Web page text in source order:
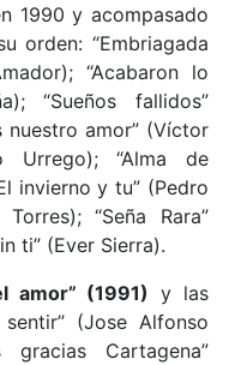
1990 y acompasado
orden: “Embriagada
“Acabaron lo
“Sueños fallidos”
nuestro amor” (Víctor
Urrego); “Alma de
invierno y tu” (Pedro
“Seña Rara”
ti” (Ever Sierra).
amor” (1991) y las
(Jose Alfonso
gracias Cartagena”